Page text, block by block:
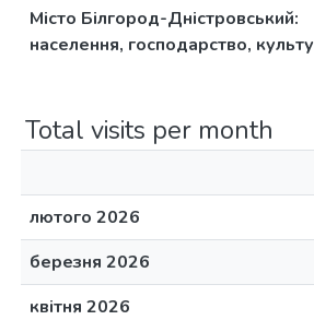
Місто Білгород-Дністровський:
населення, господарство,
Total visits per month
лютого 2026
березня 2026
квітня 2026